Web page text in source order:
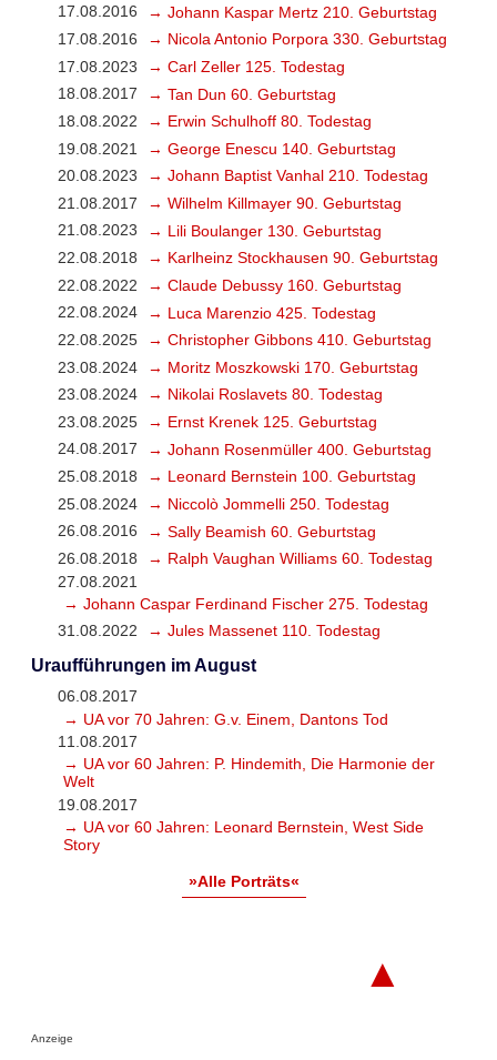
17.08.2016
→ Johann Kaspar Mertz 210. Geburtstag
17.08.2016
→ Nicola Antonio Porpora 330. Geburtstag
17.08.2023
→ Carl Zeller 125. Todestag
18.08.2017
→ Tan Dun 60. Geburtstag
18.08.2022
→ Erwin Schulhoff 80. Todestag
19.08.2021
→ George Enescu 140. Geburtstag
20.08.2023
→ Johann Baptist Vanhal 210. Todestag
21.08.2017
→ Wilhelm Killmayer 90. Geburtstag
21.08.2023
→ Lili Boulanger 130. Geburtstag
22.08.2018
→ Karlheinz Stockhausen 90. Geburtstag
22.08.2022
→ Claude Debussy 160. Geburtstag
22.08.2024
→ Luca Marenzio 425. Todestag
22.08.2025
→ Christopher Gibbons 410. Geburtstag
23.08.2024
→ Moritz Moszkowski 170. Geburtstag
23.08.2024
→ Nikolai Roslavets 80. Todestag
23.08.2025
→ Ernst Krenek 125. Geburtstag
24.08.2017
→ Johann Rosenmüller 400. Geburtstag
25.08.2018
→ Leonard Bernstein 100. Geburtstag
25.08.2024
→ Niccolò Jommelli 250. Todestag
26.08.2016
→ Sally Beamish 60. Geburtstag
26.08.2018
→ Ralph Vaughan Williams 60. Todestag
27.08.2021
→ Johann Caspar Ferdinand Fischer 275. Todestag
31.08.2022
→ Jules Massenet 110. Todestag
Uraufführungen im August
06.08.2017
→ UA vor 70 Jahren: G.v. Einem, Dantons Tod
11.08.2017
→ UA vor 60 Jahren: P. Hindemith, Die Harmonie der
Welt
19.08.2017
→ UA vor 60 Jahren: Leonard Bernstein, West Side
Story
»Alle Porträts«
▲
Anzeige